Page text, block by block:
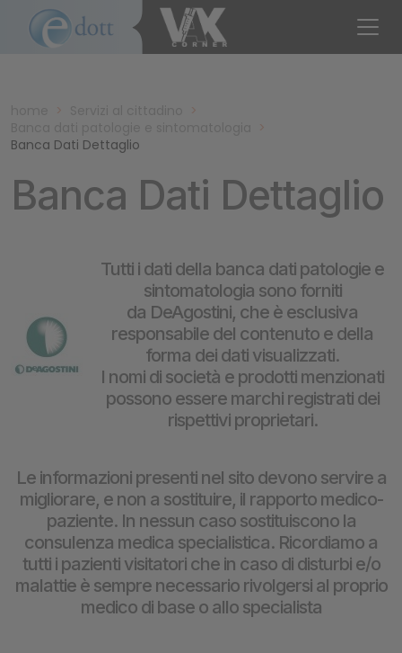
>
>
>
Banca Dati Dettaglio
Banca Dati Dettaglio
Tutti i dati della banca dati patologie e
sintomatologia sono forniti
da DeAgostini, che è esclusiva
responsabile del contenuto e della
forma dei dati visualizzati.
I nomi di società e prodotti menzionati
possono essere marchi registrati dei
rispettivi proprietari.
Le informazioni presenti nel sito devono servire a
migliorare, e non a sostituire, il rapporto medico-
paziente. In nessun caso sostituiscono la
consulenza medica specialistica. Ricordiamo a
tutti i pazienti visitatori che in caso di disturbi e/o
malattie è sempre necessario rivolgersi al proprio
medico di base o allo specialista